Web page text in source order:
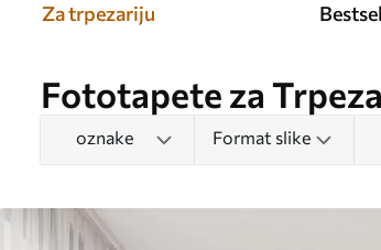
Za trpezariju
Fototapete za
oznake Format slike